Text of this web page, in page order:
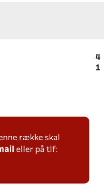
4
1
række skal
eller på tlf: